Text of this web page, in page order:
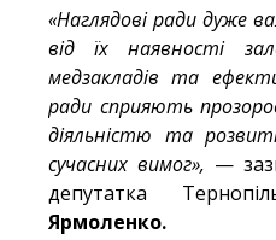
«Наглядові ради дуже
від їх наявності
медзакладів та
ради сприяють
діяльністю та
сучасних вимог», —
депутатка
Ярмоленко.